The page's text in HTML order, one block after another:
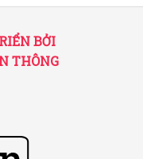
BỞI
THÔNG